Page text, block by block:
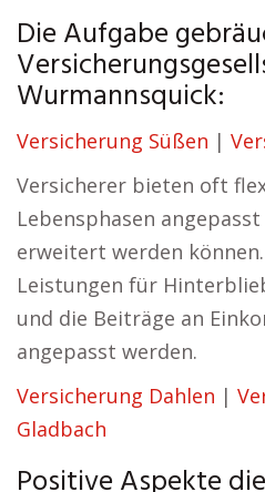
Die Aufgabe
Wurmannsquick:
Versicherung Süßen |
Versicherer bieten oft
Lebensphasen
erweitert werden
Leistungen für
und die Beiträge an
angepasst werden.
Versicherung Dahlen |
Gladbach
Positive Aspekte